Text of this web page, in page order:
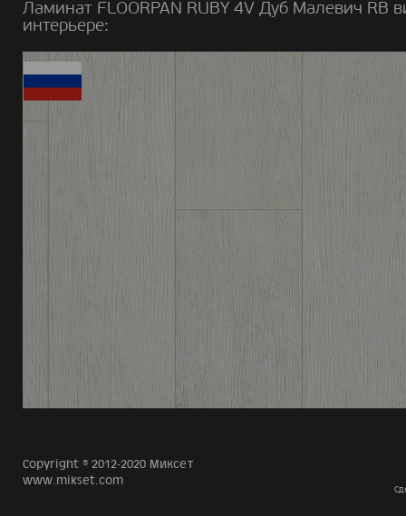
Ламинат FLOORPAN RUBY 4V Дуб Малевич RB
интерьере:
Copyright © 2012-2020 Миксет
www.mikset.com